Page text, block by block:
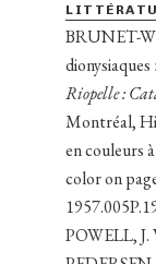
BRUNET-
Riopelle :
Montréal,
en couleurs
color on
POWELL, J.